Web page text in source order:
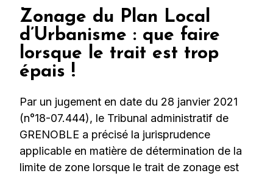
Zonage du Plan Local
d’Urbanisme : que faire
lorsque le trait est trop
épais !
Par un jugement en date du 28 janvier 2021
(n°18-07.444), le Tribunal administratif de
GRENOBLE a précisé la jurisprudence
applicable en matière de détermination de la
limite de zone lorsque le trait de zonage est